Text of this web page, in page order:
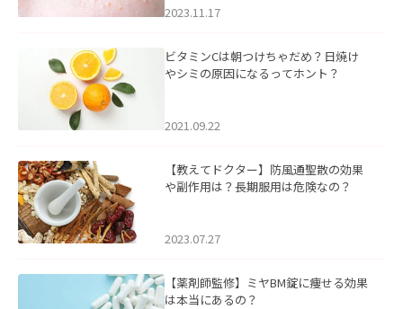
2023.11.17
ビタミンCは朝つけちゃだめ？日焼け
やシミの原因になるってホント？
2021.09.22
【教えてドクター】防風通聖散の効果
や副作用は？長期服用は危険なの？
2023.07.27
【薬剤師監修】ミヤBM錠に痩せる効果
は本当にあるの？